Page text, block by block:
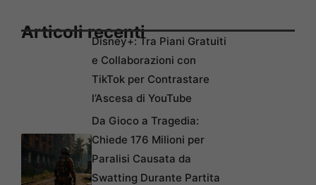
Articoli recentiDisney+: Tra Piani Gratuiti
e Collaborazioni con
TikTok per Contrastare
l’Ascesa di YouTube
Da Gioco a Tragedia:
Chiede 176 Milioni per
Paralisi Causata da
Swatting Durante Partita